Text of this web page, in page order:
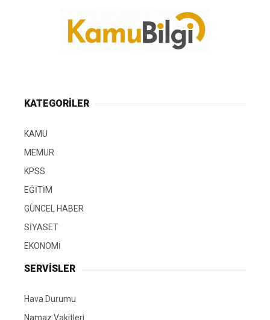
KATEGORİLER
KAMU
MEMUR
KPSS
EĞİTİM
GÜNCEL HABER
SİYASET
EKONOMİ
SERVİSLER
Hava Durumu
Namaz Vakitleri